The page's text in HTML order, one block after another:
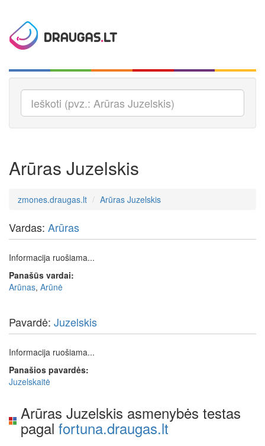
Arūras Juzelskis
zmones.draugas.lt Arūras Juzelskis
Vardas: Arūras
Informacija ruošiama...
Panašūs vardai:
Arūnas, Arūnė
Pavardė: Juzelskis
Informacija ruošiama...
Panašios pavardės:
Juzelskaitė
Arūras Juzelskis asmenybės testas
pagal fortuna.draugas.lt